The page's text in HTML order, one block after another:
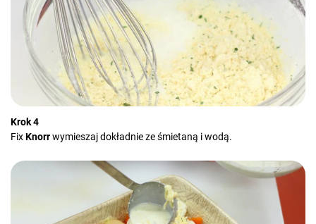
Krok 4
FixKnorrwymieszaj dokładnie ze śmietaną i wodą.